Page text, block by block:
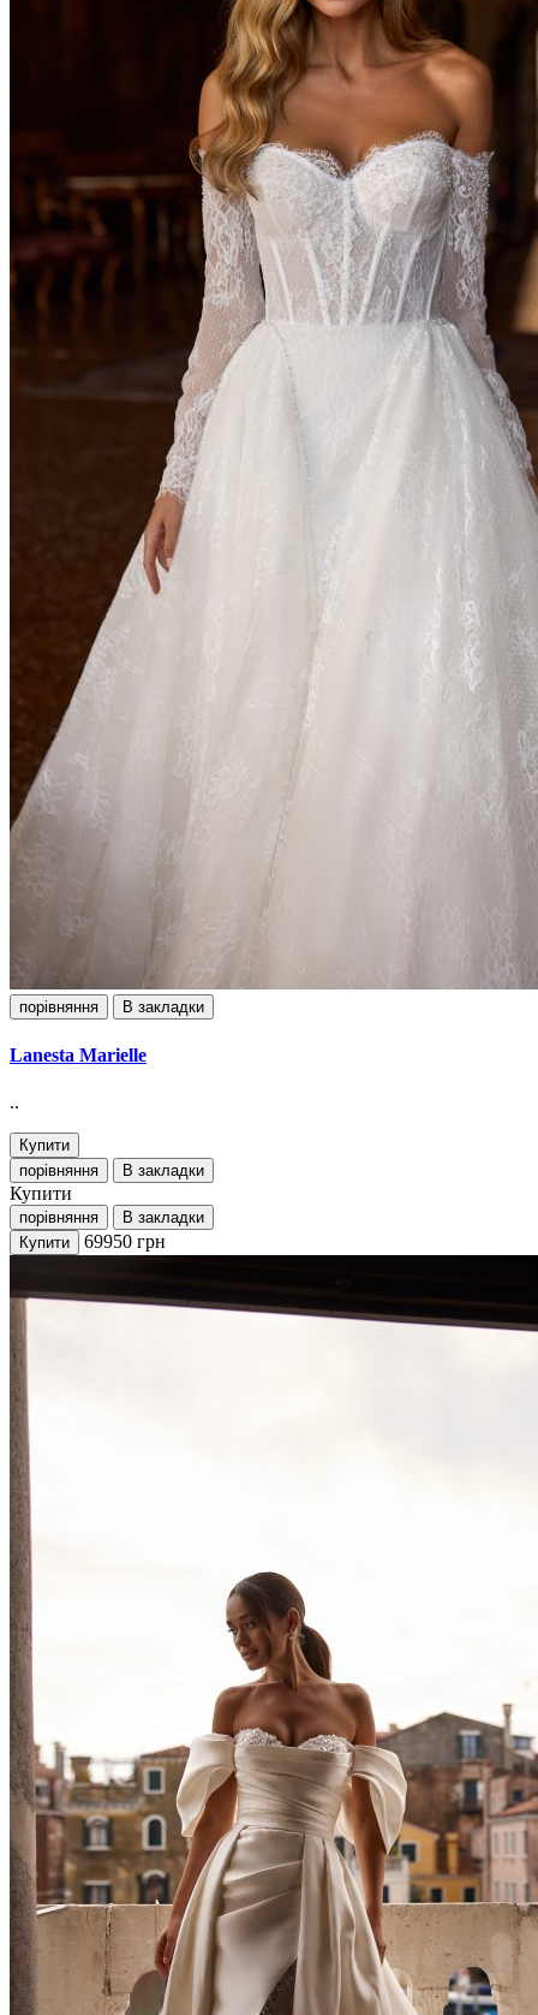
порівняння В закладки
Lanesta Marielle
..
Купити
порівняння
В закладки
Купити
порівняння
В закладки
Купити
69950 грн